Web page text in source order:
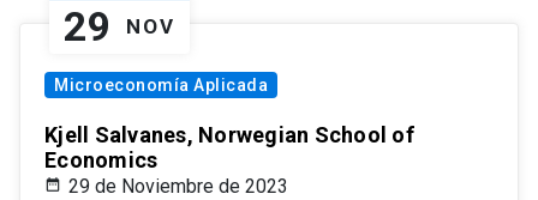
29 NOV
Microeconomía Aplicada
Kjell Salvanes, Norwegian School of
Economics
29 de Noviembre de 2023